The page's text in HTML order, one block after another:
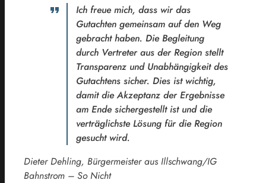
Ich freue mich, dass wir das
Gutachten gemeinsam auf den Weg
gebracht haben. Die Begleitung
durch Vertreter aus der Region stellt
Transparenz und Unabhängigkeit des
Gutachtens sicher. Dies ist wichtig,
damit die Akzeptanz der Ergebnisse
am Ende sichergestellt ist und die
verträglichste Lösung für die Region
gesucht wird.
Dieter Dehling, Bürgermeister aus Illschwang/IG
Bahnstrom – So Nicht